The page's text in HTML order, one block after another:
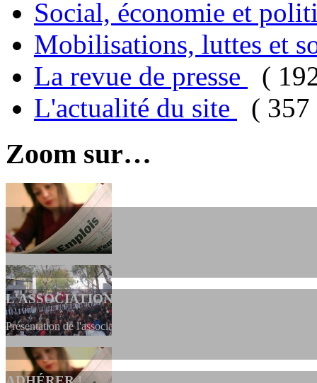
Social, économie et
Mobilisations, luttes et
La revue de presse
(
L'actualité du site
( 357
Zoom sur…
L'ASSOCIATION
Présentation de l'association et de sa charte qui encadre nos actions